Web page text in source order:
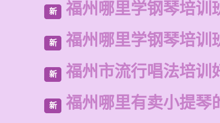
新 福州哪里学钢琴培训
新 福州哪里学钢琴培训
新 福州市流行唱法培训
新 福州哪里有卖小提琴